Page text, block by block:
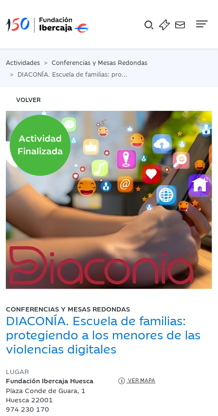
Actividades
Conferencias y Mesas Redondas
DIACONÍA. Escuela de familias: protegiendo a los menores de las violencias digitales
VOLVER
CONFERENCIAS Y MESAS REDONDAS
DIACONÍA. Escuela de familias:
protegiendo a los menores de las
violencias digitales
LUGAR
Fundación Ibercaja Huesca
VER MAPA
Plaza Conde de Guara, 1
Huesca 22001
974 230 170